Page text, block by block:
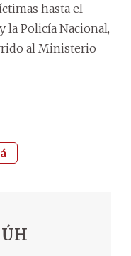
hasta el
la Policía Nacional,
al Ministerio